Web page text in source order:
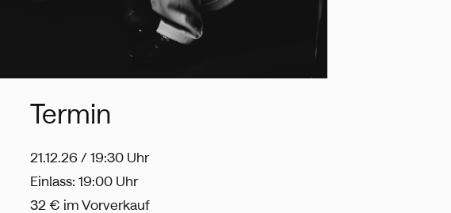
Termin
21.12.26 / 19:30 Uhr
Einlass: 19:00 Uhr
32 € im Vorverkauf